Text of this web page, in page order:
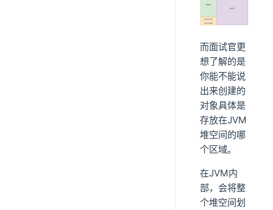
而面试官更
想了解的是
你能不能说
出来创建的
对象具体是
存放在JVM
堆空间的哪
个区域。
在JVM内
部，会将整
个堆空间划